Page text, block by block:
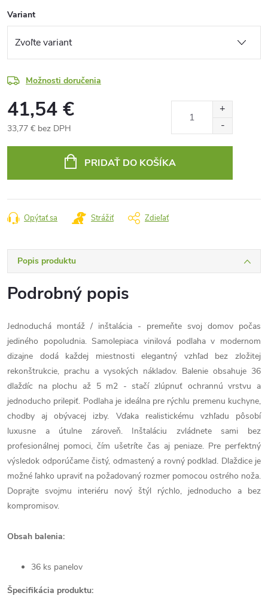
Variant
Možnosti doručenia
41,54 €
33,77 € bez DPH
PRIDAŤ DO KOŠÍKA
Opýtať sa Strážiť Zdieľať
Popis produktu
Podrobný popis
Jednoduchá montáž / inštalácia - premeňte svoj domov počas
jediného popoludnia. Samolepiaca vinilová podlaha v modernom
dizajne dodá každej miestnosti elegantný vzhľad bez zložitej
rekonštrukcie, prachu a vysokých nákladov. Balenie obsahuje 36
dlaždíc na plochu až 5 m2 - stačí zlúpnuť ochrannú vrstvu a
jednoducho prilepiť. Podlaha je ideálna pre rýchlu premenu kuchyne,
chodby aj obývacej izby. Vďaka realistickému vzhľadu pôsobí
luxusne a útulne zároveň. Inštaláciu zvládnete sami bez
profesionálnej pomoci, čím ušetríte čas aj peniaze. Pre perfektný
výsledok odporúčame čistý, odmastený a rovný podklad. Dlaždice je
možné ľahko upraviť na požadovaný rozmer pomocou ostrého noža.
Doprajte svojmu interiéru nový štýl rýchlo, jednoducho a bez
kompromisov.
Obsah balenia:
36 ks panelov
Špecifikácia produktu: